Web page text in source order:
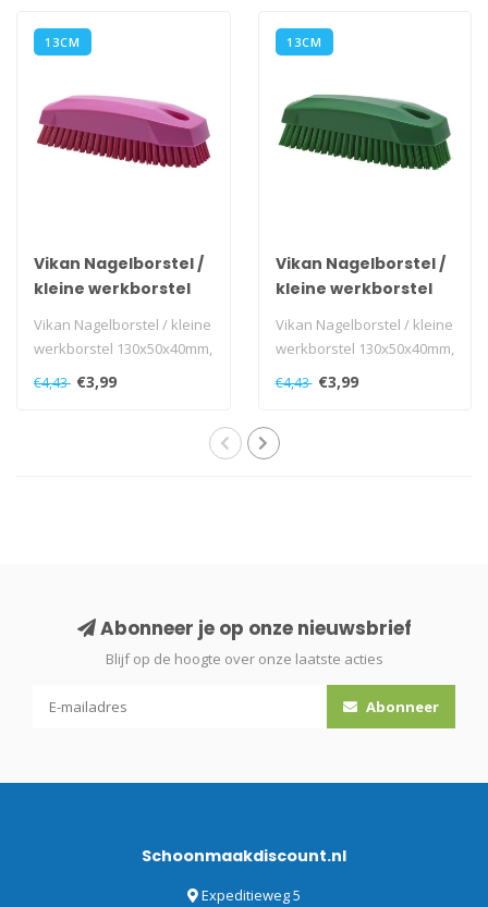
13CM
Vikan Nagelborstel /
kleine werkborstel
130x50x40mm, roze
Vikan Nagelborstel / kleine
werkborstel 130x50x40mm,
€4,43 €3,99
13CM
Vikan Nagelborstel /
kleine werkborstel
130x50x40mm, groen
Vikan Nagelborstel / kleine
werkborstel 130x50x40mm,
€4,43 €3,99
Abonneer je op onze nieuwsbrief
Blijf op de hoogte over onze laatste acties
Abonneer
Schoonmaakdiscount.nl
Expeditieweg 5